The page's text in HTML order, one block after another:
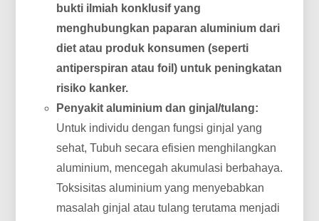
bukti ilmiah konklusif yang
menghubungkan paparan aluminium dari
diet atau produk konsumen (seperti
antiperspiran atau foil) untuk peningkatan
risiko kanker.
Penyakit aluminium dan ginjal/tulang:
Untuk individu dengan fungsi ginjal yang
sehat, Tubuh secara efisien menghilangkan
aluminium, mencegah akumulasi berbahaya.
Toksisitas aluminium yang menyebabkan
masalah ginjal atau tulang terutama menjadi